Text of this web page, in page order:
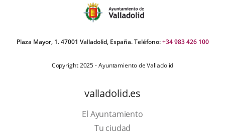
Plaza Mayor, 1. 47001 Valladolid, España. Teléfono:+34 983 426 100
Copyright 2025 - Ayuntamiento de Valladolid
valladolid.es
El Ayuntamiento
Tu ciudad